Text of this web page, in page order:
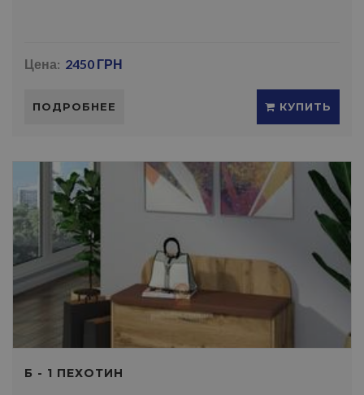
Цена: 2450 ГРН
ПОДРОБНЕЕ КУПИТЬ
Б - 1 ПЕХОТИН